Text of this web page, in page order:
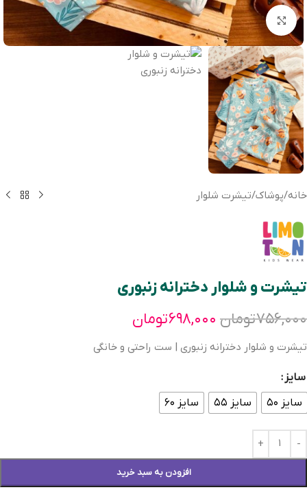
بزرگنمایی تصویر
خانه/پوشاک/تیشرت شلوار
تیشرت و شلوار دخترانه زنبوری
۷۵۶,۰۰۰تومان ۶۹۸,۰۰۰تومان
تیشرت و شلوار دخترانه زنبوری | ست راحتی و خانگی
سایز
سایز ۵۰
سایز ۵۵ سایز ۶۰
افزودن به سبد خرید